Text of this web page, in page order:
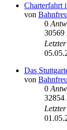
Charterfahrt
von
0
30569
Das
von
0
32854